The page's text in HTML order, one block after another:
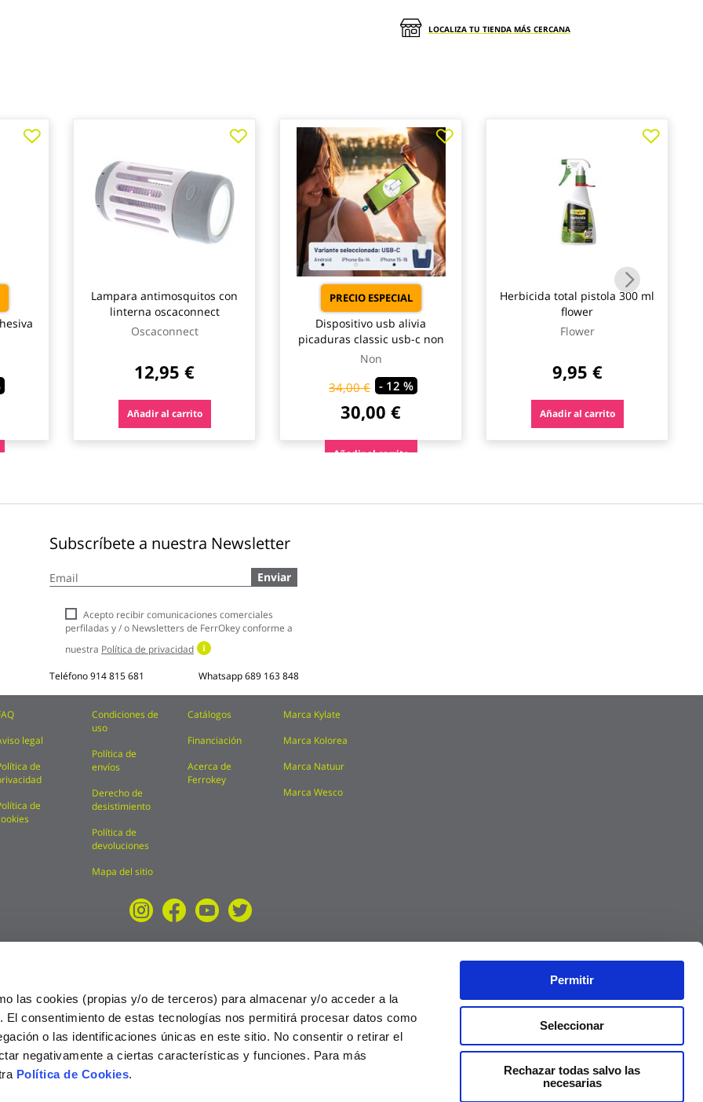
las cookies (propias y/o de terceros) para almacenar y/o acceder a la
El consentimiento de estas tecnologías nos permitirá procesar datos como
o las identificaciones únicas en este sitio. No consentir o retirar el
negativamente a ciertas características y funciones. Para más
Política de Cookies.
Permitir
Seleccionar
Rechazar todas salvo las
necesarias
LOCALIZA TU TIENDA MÁS CERCANA
Lampara antimosquitos con
linterna oscaconnect
Oscaconnect
12,95 €
Añadir al carrito
PRECIO ESPECIAL
Dispositivo usb alivia
picaduras classic usb-c non
Non
34,00 € - 12 %
30,00 €
Añadir al carrito
Herbicida total pistola 300 ml
flower
Flower
9,95 €
Añadir al carrito
Subscríbete a nuestra Newsletter
a
boletín
noticias:
Enviar
Acepto recibir comunicaciones comerciales
perfiladas y / o Newsletters de FerrOkey conforme a
nuestra Política de privacidad
Teléfono914 815 681 Whatsapp689 163 848
legal
de
de
Condiciones de
uso
Política de
envíos
Derecho de
desistimiento
Política de
devoluciones
Mapa del sitio
Catálogos
Financiación
Acerca de
Ferrokey
Marca Kylate
Marca Kolorea
Marca Natuur
Marca Wesco